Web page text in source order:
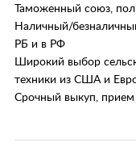
Таможенный союз,
Наличный/
РБ и в РФ
Широкий выбор
техники из США и
Срочный выкуп, прием